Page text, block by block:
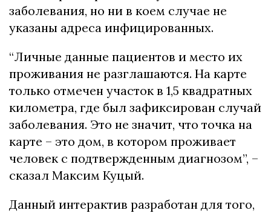
заболевания, но ни в коем случае не
указаны адреса инфицированных.
“Личные данные пациентов и место их
проживания не разглашаются. На карте
только отмечен участок в 1,5 квадратных
километра, где был зафиксирован случай
заболевания. Это не значит, что точка на
карте – это дом, в котором проживает
человек с подтвержденным диагнозом”, –
сказал Максим Куцый.
Данный интерактив разработан для того,